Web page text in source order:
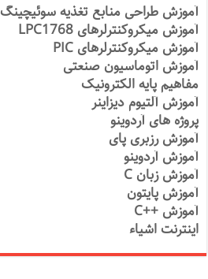
آموزش طراحی منابع تغذیه سوئیچینگ
آموزش میکروکنترلرهای LPC1768
آموزش میکروکنترلرهای PIC
آموزش اتوماسیون صنعتی
مفاهیم پایه الکترونیک
آموزش آلتیوم دیزاینر
پروژه های آردوینو
آموزش رزبری پای
آموزش آردوینو
آموزش زبان C
آموزش پایتون
آموزش ++C
اینترنت اشیاء